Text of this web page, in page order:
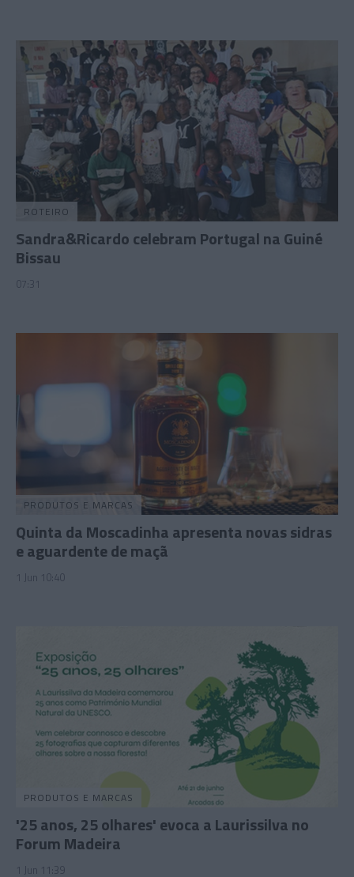
ROTEIRO
Sandra&Ricardo celebram Portugal na Guiné
Bissau
07:31
PRODUTOS E MARCAS
Quinta da Moscadinha apresenta novas sidras
e aguardente de maçã
1 Jun 10:40
PRODUTOS E MARCAS
'25 anos, 25 olhares' evoca a Laurissilva no
Forum Madeira
1 Jun 11:39